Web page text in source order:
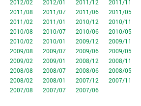
2012/02
2012/01 2011/12 2011/11
2011/08
2011/07 2011/06 2011/05
2011/02
2011/01 2010/12 2010/11
2010/08
2010/07 2010/06 2010/05
2010/02
2010/01 2009/12 2009/11
2009/08
2009/07 2009/06 2009/05
2009/02
2009/01 2008/12 2008/11
2008/08
2008/07 2008/06 2008/05
2008/02
2008/01 2007/12 2007/11
2007/08
2007/07 2007/06